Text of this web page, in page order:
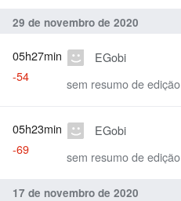
29 de novembro de 2020
EGobi
sem resumo de edição
05h27min
-54
EGobi
sem resumo de edição
05h23min
-69
17 de novembro de 2020